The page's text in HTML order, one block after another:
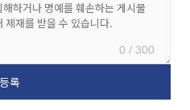
0 / 300